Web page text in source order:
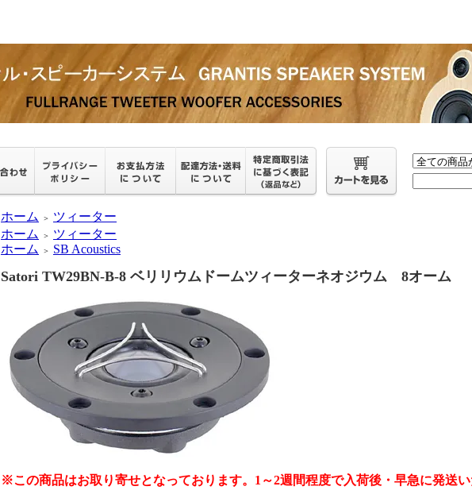
ホーム ＞
ツィーター
ホーム
＞
ツィーター
ホーム
＞ SB Acoustics
Satori TW29BN-B-8 ベリリウムドームツィーターネオジウム 8オーム
※この商品はお取り寄せとなっております。1～2週間程度で入荷後・早急に発送い